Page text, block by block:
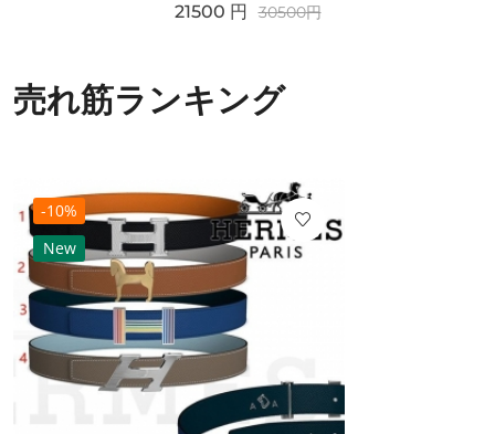
21500 円 30500円
売れ筋ランキング
-10%
New